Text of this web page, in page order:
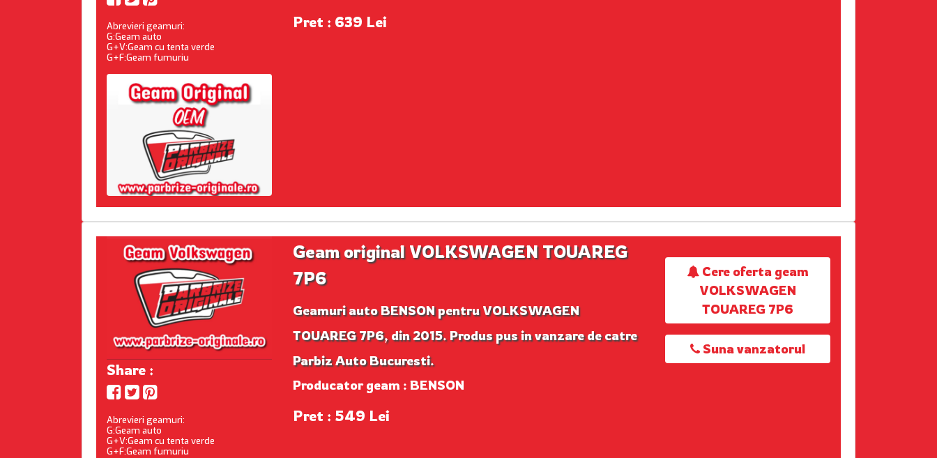
Abrevieri geamuri:
G:Geam auto
G+V:Geam cu tenta verde
G+F:Geam fumuriu
Pret : 639 Lei
Share :
Abrevieri geamuri:
G:Geam auto
G+V:Geam cu tenta verde
G+F:Geam fumuriu
Geam original VOLKSWAGEN TOUAREG
7P6
Geamuri auto BENSON pentru VOLKSWAGEN
TOUAREG 7P6, din 2015. Produs pus in vanzare de catre
Parbiz Auto Bucuresti.
Producator geam : BENSON
Pret : 549 Lei
Cere oferta geam
VOLKSWAGEN
TOUAREG 7P6
Suna vanzatorul